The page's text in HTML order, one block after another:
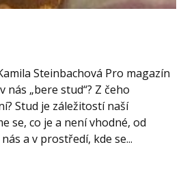
Steinbachová Pro magazín
nás „bere stud“? Z čeho
Stud je záležitostí naší
se, co je a není vhodné, od
a v prostředí, kde se...